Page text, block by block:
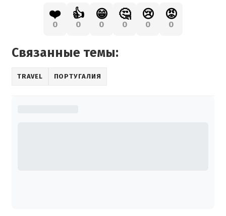
❤️
0
👍
0
😁
0
🤔
0
😢
0
😡
0
Связанные темы:
TRAVEL ПОРТУГАЛИЯ